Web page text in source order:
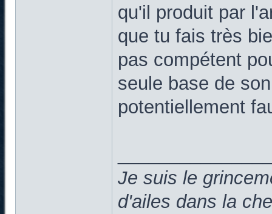
qu'il produit par
que tu fais très
pas compétent
seule base de
potentiellement
Je suis le
d'ailes dans la